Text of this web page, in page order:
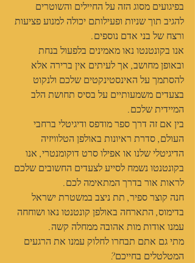
בפיגועים מסוג הזה על החיילים והשוטרים
להגיב תוך שניות ופעילותם יכולה למנוע פציעות
ורצח של בני אדם נוספים.
אנו בקונטנטו נאו מאמינים בלפעול בנחת
ובאופן מחושב, אך לעיתים אין ברירה אלא
להסתמך על האינסטינקטים שלכם ולנקוט
בצעדים משמעותיים על בסיס תחושת הלב
המיידית שלכם.
בין אם זה דרך ספר מודפס ודיגיטלי ברחבי
העולם, סדרת ראיונות באולפן הטלוויזיה
הדיגיטלי שלנו או אפילו סרט דוקומנטרי, אנו
בקונטנטו נשמח לסייע לצעדים החשובים שלכם
לראות אור בדרך המתאימה לכם.
חנה קוצר ספיר, תת ניצב במשטרת ישראל
בדימוס, התארחה באולפן קונטנטו נאו ושוחחה
עמנו אודות מות אהובה ממחלה קשה.
מתי גם אתם תבחרו לחלוק עמנו את הרגעים
המטלטלים בחייכם?